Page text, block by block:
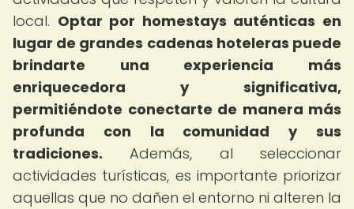
local. Optar por homestays auténticas en
lugar de grandes cadenas hoteleras puede
brindarte una experiencia más
enriquecedora y significativa,
permitiéndote conectarte de manera más
profunda con la comunidad y sus
tradiciones. Además, al seleccionar
actividades turísticas, es importante priorizar
aquellas que no dañen el entorno ni alteren la